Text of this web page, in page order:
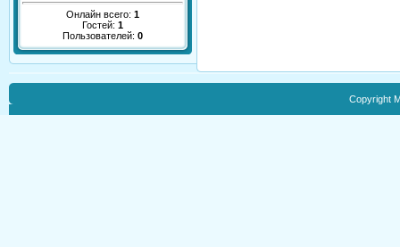
Онлайн всего: 1
Гостей: 1
Пользователей: 0
Copyright